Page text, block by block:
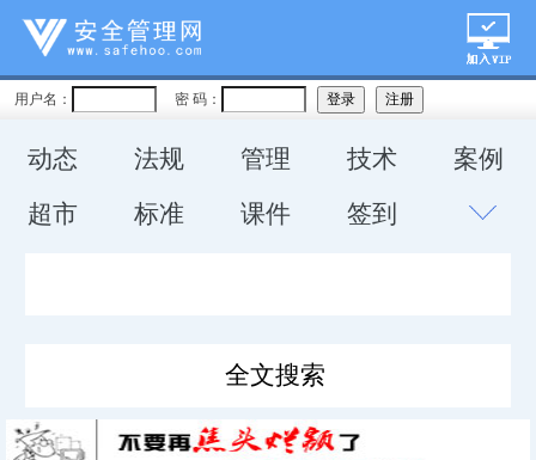
用户名： 密 码：
动态 法规 管理 技术
案例
超市
标准 课件 签到